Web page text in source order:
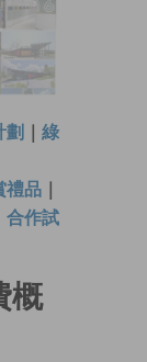
劃
綠
禮品
合作試
概